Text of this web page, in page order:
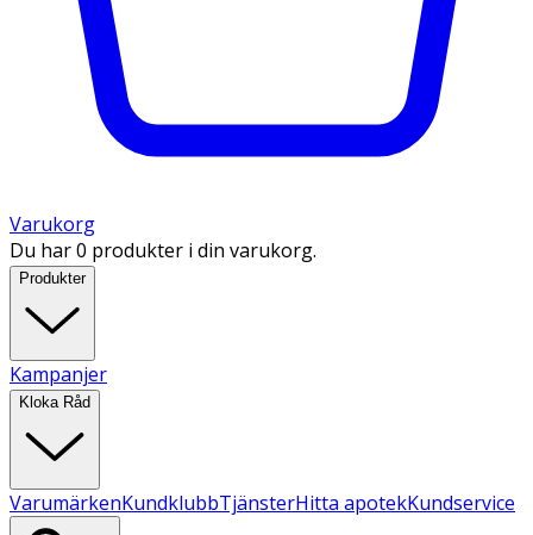
Varukorg
Du har 0 produkter i din varukorg.
Produkter
Kampanjer
Kloka Råd
VarumärkenKundklubbTjänsterHitta apotekKundservice